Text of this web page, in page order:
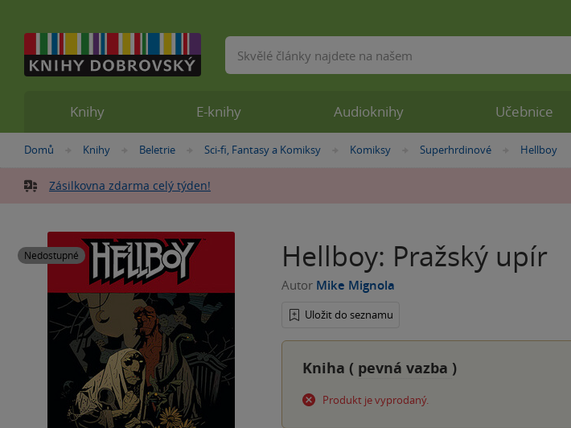
Nacházíte
zde:
Domů »
Knihy »
Beletrie »
Sci-fi, Fantasy a Komiksy »
Komiksy »
Superhrdinové »Hellboy
Zásilkovna zdarma celý týden!
Nedostupné Hellboy: Pražský upír
Autor Mike Mignola
Uložit do seznamu
Kniha ( pevná vazba )
Produkt je vyprodaný.
Knihy E-knihy Audioknihy Učebnice
Vyhledávání